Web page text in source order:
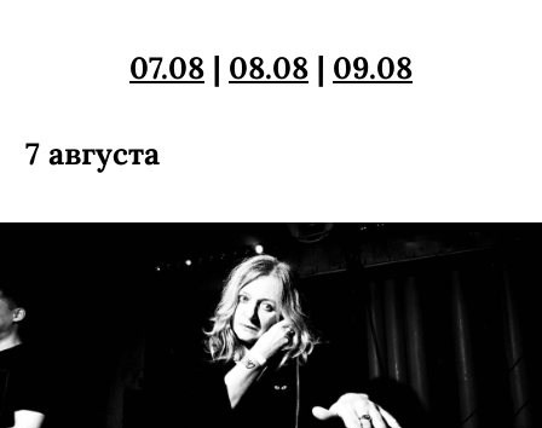
07.08 | 08.08 | 09.08
7 августа